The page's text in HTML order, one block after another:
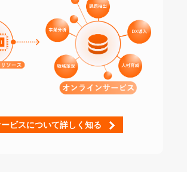
ビスについて詳しく知る